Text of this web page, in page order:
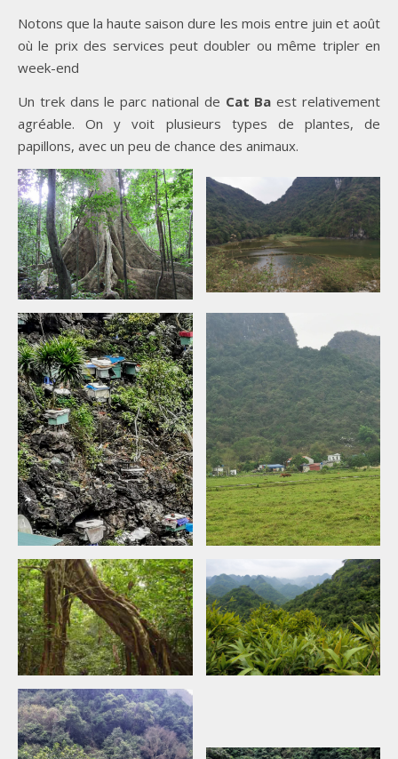
Notons que la haute saison dure les mois entre juin et août
où le prix des services peut doubler ou même tripler en
week-end
Un trek dans le parc national de Cat Ba est relativement
agréable. On y voit plusieurs types de plantes, de
papillons, avec un peu de chance des animaux.